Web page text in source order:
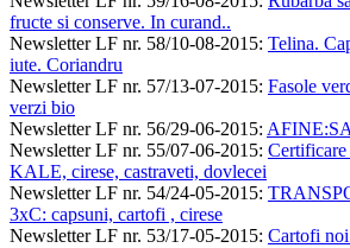
fructe si conserve. In curand..
Newsletter LF nr. 58/10-08-2015: Telina.
iute. Coriandru
Newsletter LF nr. 57/13-07-2015: Fasole
verzi bio
Newsletter LF nr. 56/29-06-2015:
Newsletter LF nr. 55/07-06-2015: Certificare
KALE, cirese, castraveti, dovlecei
Newsletter LF nr. 54/24-05-2015:
3xC: capsuni, cartofi , cirese
Newsletter LF nr. 53/17-05-2015: Cartofi